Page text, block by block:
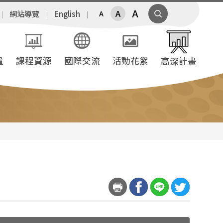
網站導覽 English A A A
課程資源 國際交流 活動花絮 高深計畫